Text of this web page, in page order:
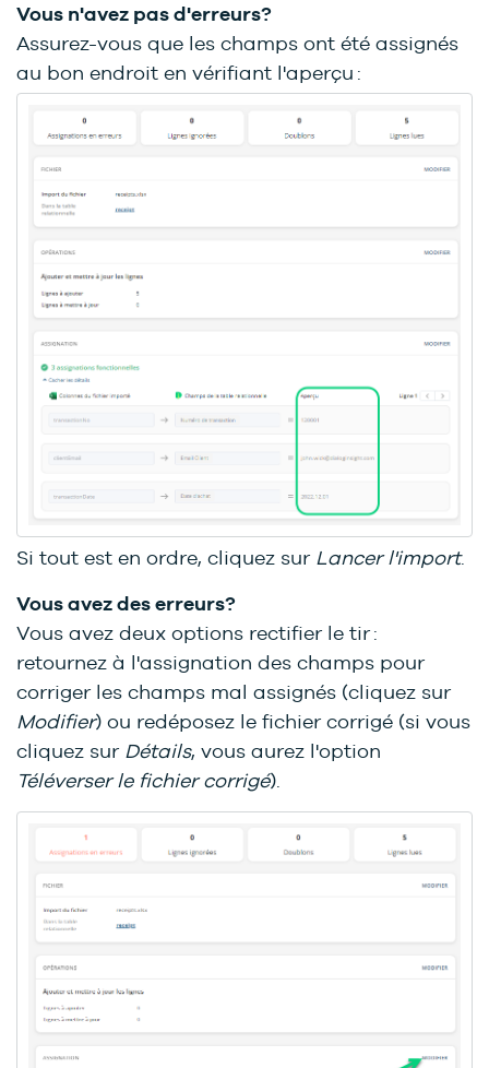
Vous n'avez pas d'erreurs?
Assurez-vous que les champs ont été assignés
au bon endroit en vérifiant l'aperçu :
Si tout est en ordre, cliquez sur Lancer l'import.
Vous avez des erreurs?
Vous avez deux options rectifier le tir :
retournez à l'assignation des champs pour
corriger les champs mal assignés (cliquez sur
Modifier) ou redéposez le fichier corrigé (si vous
cliquez sur Détails, vous aurez l'option
Téléverser le fichier corrigé).